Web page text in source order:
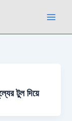
টুল দিয়ে